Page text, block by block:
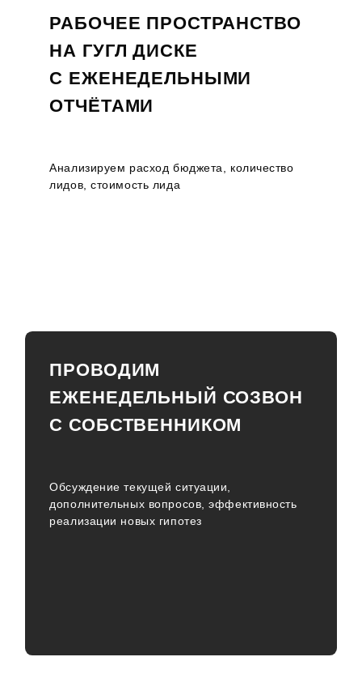
РАБОЧЕЕ ПРОСТРАНСТВО
НА ГУГЛ ДИСКЕ
С ЕЖЕНЕДЕЛЬНЫМИ
ОТЧЁТАМИ
Анализируем расход бюджета, количество
лидов, стоимость лида
ПРОВОДИМ
ЕЖЕНЕДЕЛЬНЫЙ СОЗВОН
С СОБСТВЕННИКОМ
Обсуждение текущей ситуации,
дополнительных вопросов, эффективность
реализации новых гипотез